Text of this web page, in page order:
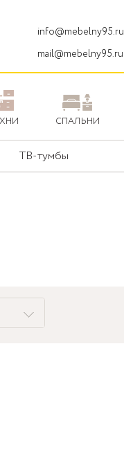
info@mebelny95.ru
mail@mebelny95.ru
СПАЛЬНИ
ТВ-тумбы